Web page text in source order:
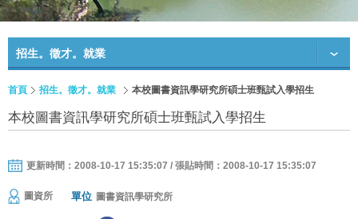
招生。徵才。就業
首頁 招生。徵才。就業 本校圖書資訊學研究所碩士班甄試入學招生
本校圖書資訊學研究所碩士班甄試入學招生
更新時間：2008-10-17 15:35:07 / 張貼時間：2008-10-17 15:35:07
圖資所 單位 圖書資訊學研究所